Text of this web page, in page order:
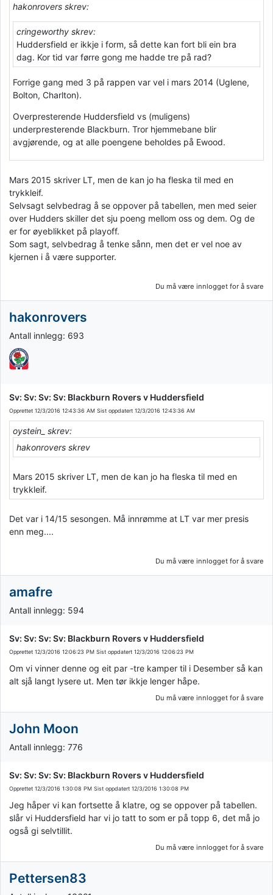
hakonrovers skrev:
cringeworthy skrev:
Huddersfield er ikkje i form, så dette kan fort bli ein bra
dag. Kor tid var førre gong me hadde tre på rad?
Forrige gang med 3 på rappen var vel i mars 2014 (Uglene,
Bolton, Charlton).
Overpresterende Huddersfield vs (muligens)
underpresterende Blackburn. Tror hjemmebane blir
avgjørende, og at alle poengene beholdes på Ewood.
Mars 2015 skriver LT, men de kan jo ha fleska til med en
trykkleif.
Selvsagt selvbedrag å se oppover på tabellen, men med seier
over Hudders skiller det sju poeng mellom oss og dem. Og de
er for øyeblikket på playoff.
Som sagt, selvbedrag å tenke sånn, men det er vel noe av
kjernen i å være supporter.
Du må være innlogget for å svare
hakonrovers
Antall innlegg: 693
Sv: Sv: Sv: Sv: Blackburn Rovers v Huddersfield
Opprettet 12/3/2016 12:43:36 AM Sist oppdatert 12/3/2016 12:43:36 AM
oystein_ skrev:
hakonrovers skrev
Mars 2015 skriver LT, men de kan jo ha fleska til med en
trykkleif.
Det var i 14/15 sesongen. Må innrømme at LT var mer presis
enn meg....
Du må være innlogget for å svare
amafre
Antall innlegg: 594
Sv: Sv: Sv: Sv: Blackburn Rovers v Huddersfield
Opprettet 12/3/2016 12:06:23 PM Sist oppdatert 12/3/2016 12:06:23 PM
Om vi vinner denne og eit par -tre kamper til i Desember så kan
alt sjå langt lysere ut. Men tør ikkje lenger håpe.
Du må være innlogget for å svare
John Moon
Antall innlegg: 776
Sv: Sv: Sv: Sv: Blackburn Rovers v Huddersfield
Opprettet 12/3/2016 1:30:08 PM Sist oppdatert 12/3/2016 1:30:08 PM
Jeg håper vi kan fortsette å klatre, og se oppover på tabellen.
slår vi Huddersfield har vi jo tatt to som er på topp 6, det må jo
også gi selvtillit.
Du må være innlogget for å svare
Pettersen83